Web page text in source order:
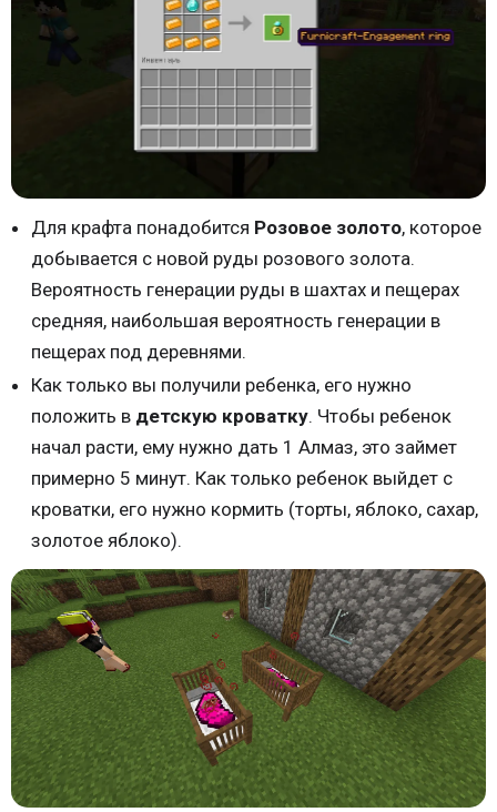
Для крафта понадобится Розовое золото, которое
добывается с новой руды розового золота.
Вероятность генерации руды в шахтах и пещерах
средняя, наибольшая вероятность генерации в
пещерах под деревнями.
Как только вы получили ребенка, его нужно
положить в детскую кроватку. Чтобы ребенок
начал расти, ему нужно дать 1 Алмаз, это займет
примерно 5 минут. Как только ребенок выйдет с
кроватки, его нужно кормить (торты, яблоко, сахар,
золотое яблоко).